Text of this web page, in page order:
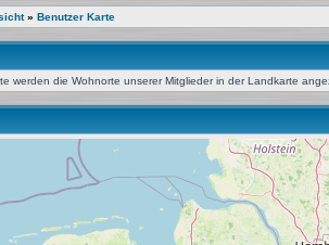
» Benutzer Karte
werden die Wohnorte unserer Mitglieder in der Landkarte